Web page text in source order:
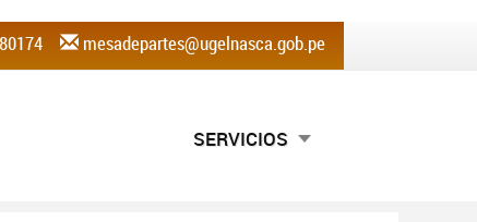
mesadepartes@ugelnasca.gob.pe
SERVICIOS